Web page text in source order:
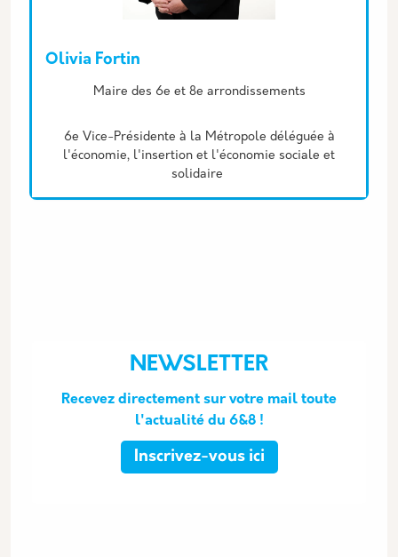
Olivia Fortin
DescriptionMaire des 6e et 8e arrondissements
6e Vice-Présidente à la Métropole déléguée à
l'économie, l'insertion et l'économie sociale et
solidaire
NEWSLETTER
Recevez directement sur votre mail toute
l'actualité du 6&8 !
Inscrivez-vous ici